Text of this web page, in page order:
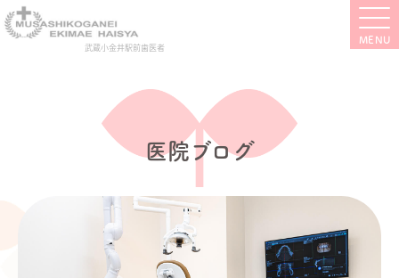
武蔵小金井駅前歯医者
医院ブログ